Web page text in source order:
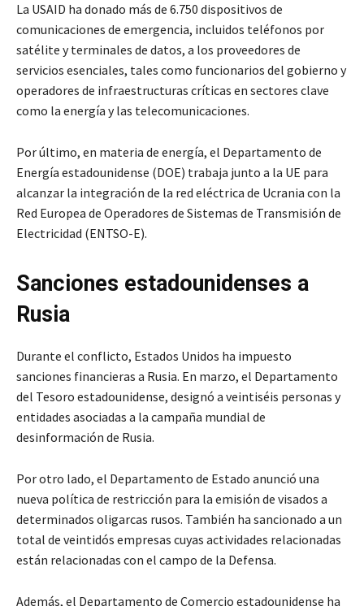
La USAID ha donado más de 6.750 dispositivos de
comunicaciones de emergencia, incluidos teléfonos por
satélite y terminales de datos, a los proveedores de
servicios esenciales, tales como funcionarios del gobierno y
operadores de infraestructuras críticas en sectores clave
como la energía y las telecomunicaciones.
Por último, en materia de energía, el Departamento de
Energía estadounidense (DOE) trabaja junto a la UE para
alcanzar la integración de la red eléctrica de Ucrania con la
Red Europea de Operadores de Sistemas de Transmisión de
Electricidad (ENTSO-E).
Sanciones estadounidenses a
Rusia
Durante el conflicto, Estados Unidos ha impuesto
sanciones financieras a Rusia. En marzo, el Departamento
del Tesoro estadounidense, designó a veintiséis personas y
entidades asociadas a la campaña mundial de
desinformación de Rusia.
Por otro lado, el Departamento de Estado anunció una
nueva política de restricción para la emisión de visados a
determinados oligarcas rusos. También ha sancionado a un
total de veintidós empresas cuyas actividades relacionadas
están relacionadas con el campo de la Defensa.
Además, el Departamento de Comercio estadounidense ha